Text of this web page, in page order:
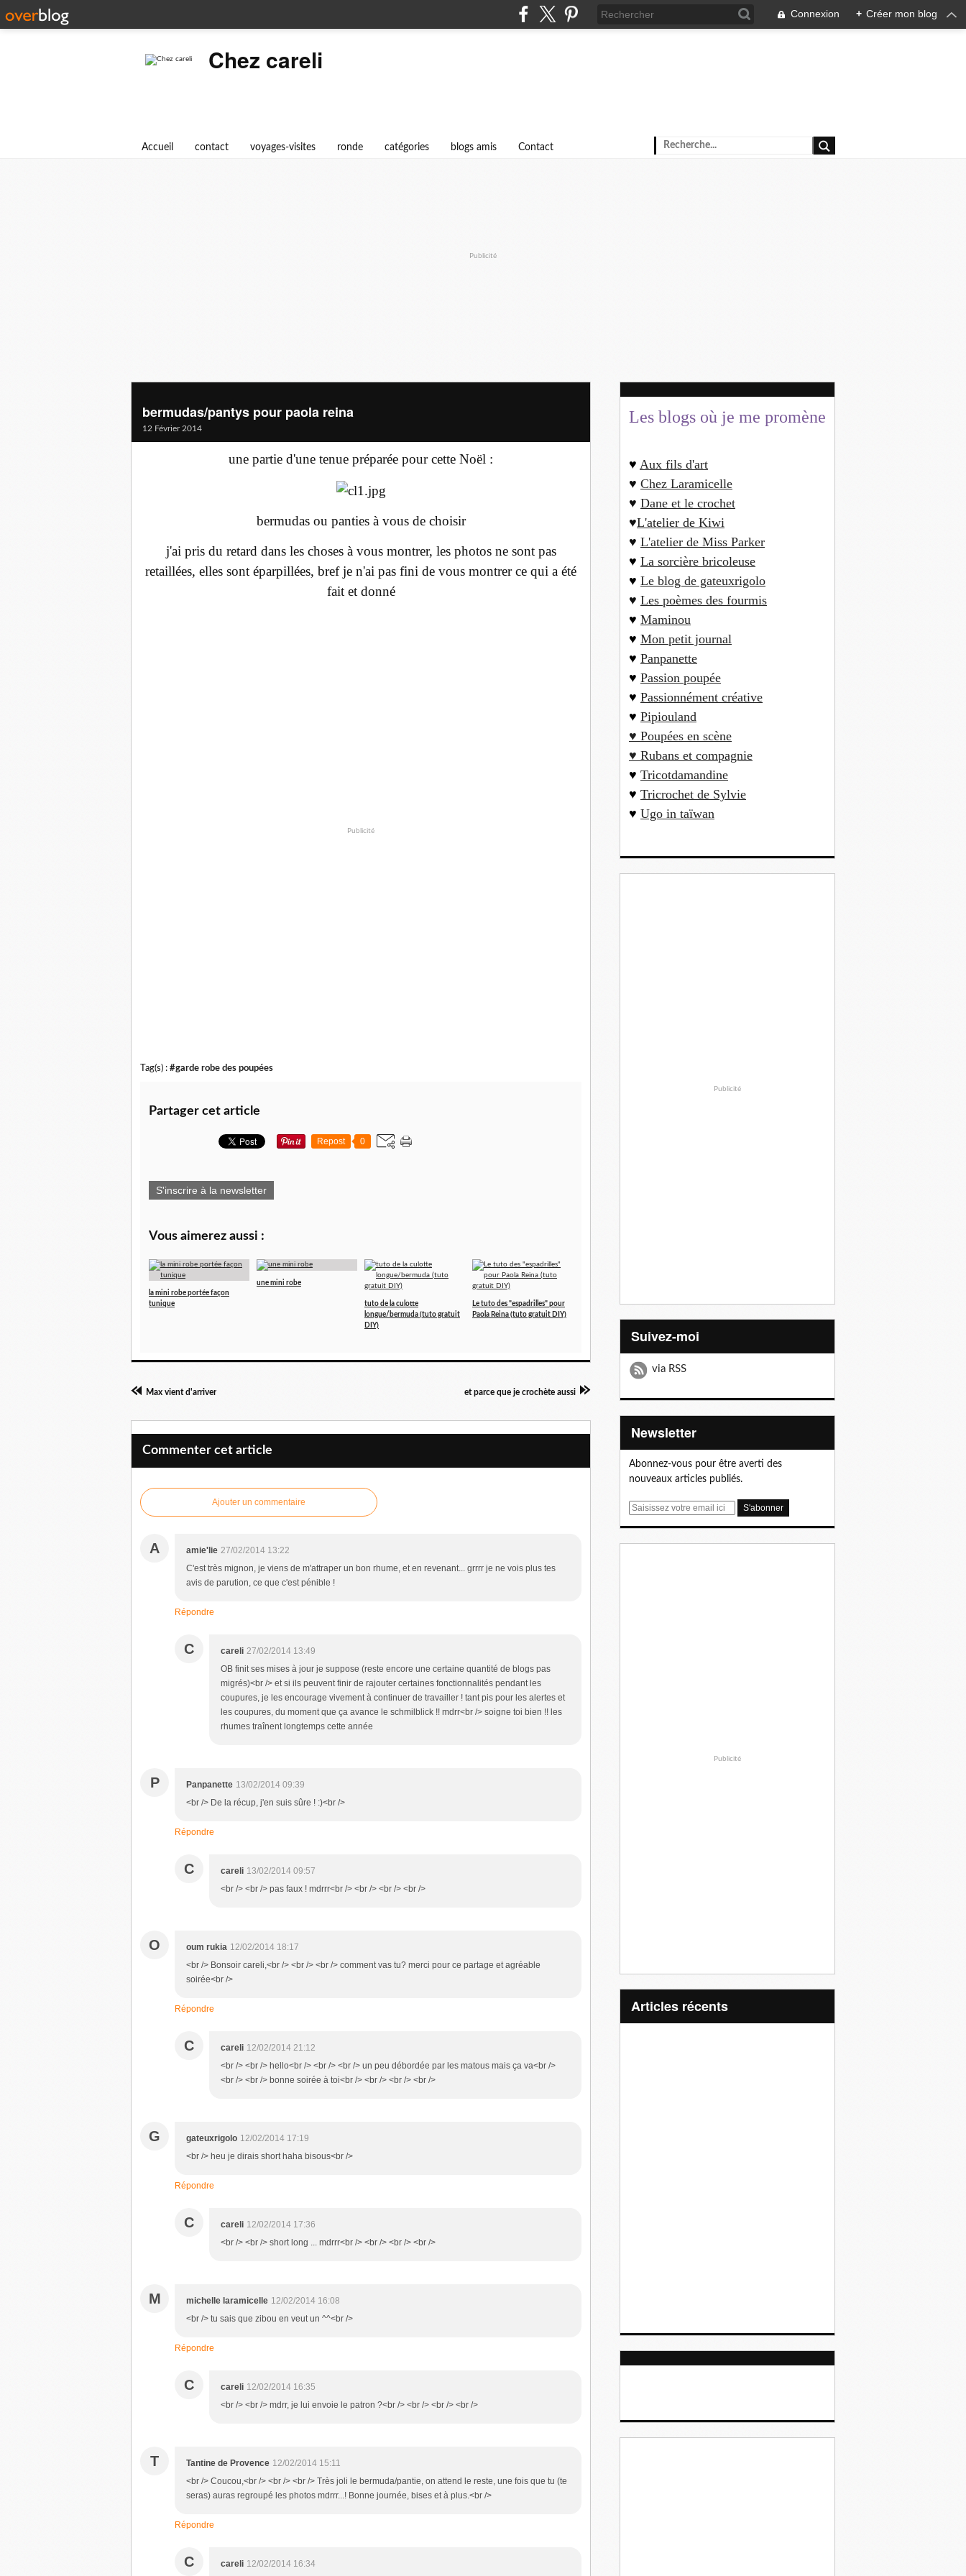
Connexion + Créer mon blog
Chez careli
Accueil contact voyages-visites ronde catégories blogs amis Contact
Publicité
bermudas/pantys pour paola reina
12 Février 2014
une partie d'une tenue préparée pour cette Noël :
bermudas ou panties à vous de choisir
j'ai pris du retard dans les choses à vous montrer, les photos ne sont pas
retaillées, elles sont éparpillées, bref je n'ai pas fini de vous montrer ce qui a été
fait et donné
Publicité
Tag(s) : #garde robe des poupées
Partager cet article
Repost 0
S'inscrire à la newsletter
Vous aimerez aussi :
la mini robe portée façon
tunique
une mini robe
tuto de la culotte
longue/bermuda (tuto gratuit
DIY)
Le tuto des "espadrilles" pour
Paola Reina (tuto gratuit DIY)
Max vient d'arriver et parce que je crochète aussi
Commenter cet article
Ajouter un commentaire
A amie'lie 27/02/2014 13:22
C'est très mignon, je viens de m'attraper un bon rhume, et en revenant... grrrr je ne vois plus tes
avis de parution, ce que c'est pénible !
Répondre
C careli 27/02/2014 13:49
OB finit ses mises à jour je suppose (reste encore une certaine quantité de blogs pas
migrés)<br /> et si ils peuvent finir de rajouter certaines fonctionnalités pendant les
coupures, je les encourage vivement à continuer de travailler ! tant pis pour les alertes et
les coupures, du moment que ça avance le schmilblick !! mdrr<br /> soigne toi bien !! les
rhumes traînent longtemps cette année
P Panpanette 13/02/2014 09:39
<br /> De la récup, j'en suis sûre ! :)<br />
Répondre
C careli 13/02/2014 09:57
<br /> <br /> pas faux ! mdrrr<br /> <br /> <br /> <br />
O oum rukia 12/02/2014 18:17
<br /> Bonsoir careli,<br /> <br /> <br /> comment vas tu? merci pour ce partage et agréable
soirée<br />
Répondre
C careli 12/02/2014 21:12
<br /> <br /> hello<br /> <br /> <br /> un peu débordée par les matous mais ça va<br />
<br /> <br /> bonne soirée à toi<br /> <br /> <br /> <br />
G gateuxrigolo 12/02/2014 17:19
<br /> heu je dirais short haha bisous<br />
Répondre
C careli 12/02/2014 17:36
<br /> <br /> short long ... mdrrr<br /> <br /> <br /> <br />
M michelle laramicelle 12/02/2014 16:08
<br /> tu sais que zibou en veut un ^^<br />
Répondre
C careli 12/02/2014 16:35
<br /> <br /> mdrr, je lui envoie le patron ?<br /> <br /> <br /> <br />
T Tantine de Provence 12/02/2014 15:11
<br /> Coucou,<br /> <br /> <br /> Très joli le bermuda/pantie, on attend le reste, une fois que tu (te
seras) auras regroupé les photos mdrrr...! Bonne journée, bises et à plus.<br />
Répondre
C careli 12/02/2014 16:34
Les blogs où je me promène
♥ Aux fils d'art
♥ Chez Laramicelle
♥ Dane et le crochet
♥L'atelier de Kiwi
♥ L'atelier de Miss Parker
♥ La sorcière bricoleuse
♥ Le blog de gateuxrigolo
♥ Les poèmes des fourmis
♥ Maminou
♥ Mon petit journal
♥ Panpanette
♥ Passion poupée
♥ Passionnément créative
♥ Pipiouland
♥ Poupées en scène
♥ Rubans et compagnie
♥ Tricotdamandine
♥ Tricrochet de Sylvie
♥ Ugo in taïwan
Publicité
Suivez-moi
via RSS
Newsletter
Abonnez-vous pour être averti des
nouveaux articles publiés.
E
Publicité
articles récents